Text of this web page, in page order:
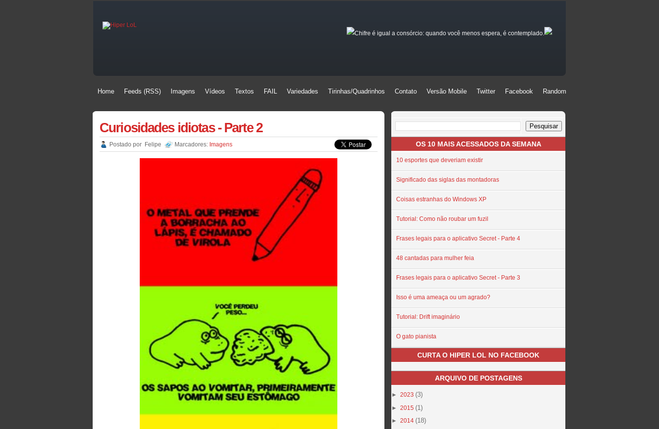
Chifre é igual a consórcio: quando você menos espera, é contemplado.
Home
Home
Feeds (RSS)
Feeds (RSS)
Imagens
Imagens
Vídeos
Vídeos
Textos
Textos
FAIL
FAIL
Variedades
Variedades
Tirinhas/Quadrinhos
Tirinhas/Quadrinhos
Contato
Contato
Versão Mobile
Versão Mobile
Twitter
Twitter
Facebook
Facebook
Random
Random
Curiosidades idiotas - Parte 2
Postado por Felipe Marcadores: Imagens OS 10 MAIS ACESSADOS DA SEMANA
10 esportes que deveriam existir
Significado das siglas das montadoras
Coisas estranhas do Windows XP
Tutorial: Como não roubar um fuzil
Frases legais para o aplicativo Secret - Parte 4
48 cantadas para mulher feia
Frases legais para o aplicativo Secret - Parte 3
Isso é uma ameaça ou um agrado?
Tutorial: Drift imaginário
O gato pianista
CURTA O HIPER LOL NO FACEBOOK
ARQUIVO DE POSTAGENS
► 2023 (3)
► 2015 (1)
► 2014 (18)